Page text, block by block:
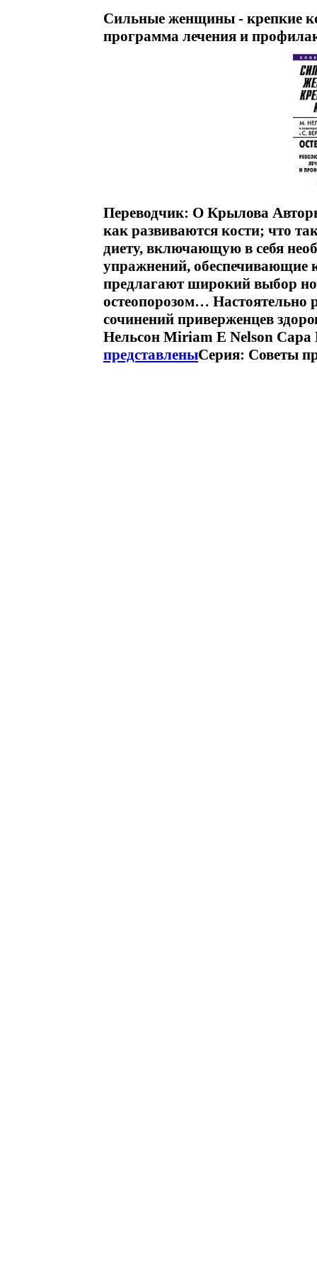
Сильные женщины - крепкие
программа лечения и
Переводчик: О Крылова
как развиваются кости; что
диету, включающую в себя
упражнений, обеспечивающие
предлагают широкий выбор
остеопорозом… Настоятельно
сочинений приверженцев
Нельсон Miriam E Nelson
представленыСерия: Советы